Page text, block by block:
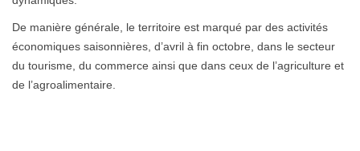
De manière générale, le territoire est marqué par des activités
économiques saisonnières, d’avril à fin octobre, dans le secteur
du tourisme, du commerce ainsi que dans ceux de l’agriculture et
de l’agroalimentaire.